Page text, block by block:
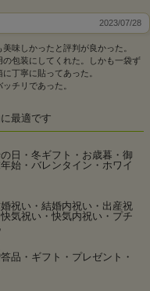
2023/07/28
味しかったと評判が良かった。
包装にしてくれた。しかも一袋ず
丁寧に貼ってあった。
チリであった。
最適です
日・冬ギフト・お歳暮・御
始・バレンタイン・ホワイ
祝い・結婚内祝い・出産祝
気祝い・快気内祝い・プチ
品・ギフト・プレゼント・